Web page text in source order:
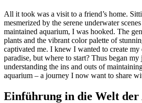
All it took was a visit to a friend’s home. Sitting in the living room,
mesmerized by the serene underwater
maintained aquarium, I was hooked. The
plants and the vibrant color palette of
captivated me. I knew I wanted to create
paradise, but where to start? Thus began
understanding the ins and outs of
aquarium – a journey I now want to share
Einführung in die Welt der